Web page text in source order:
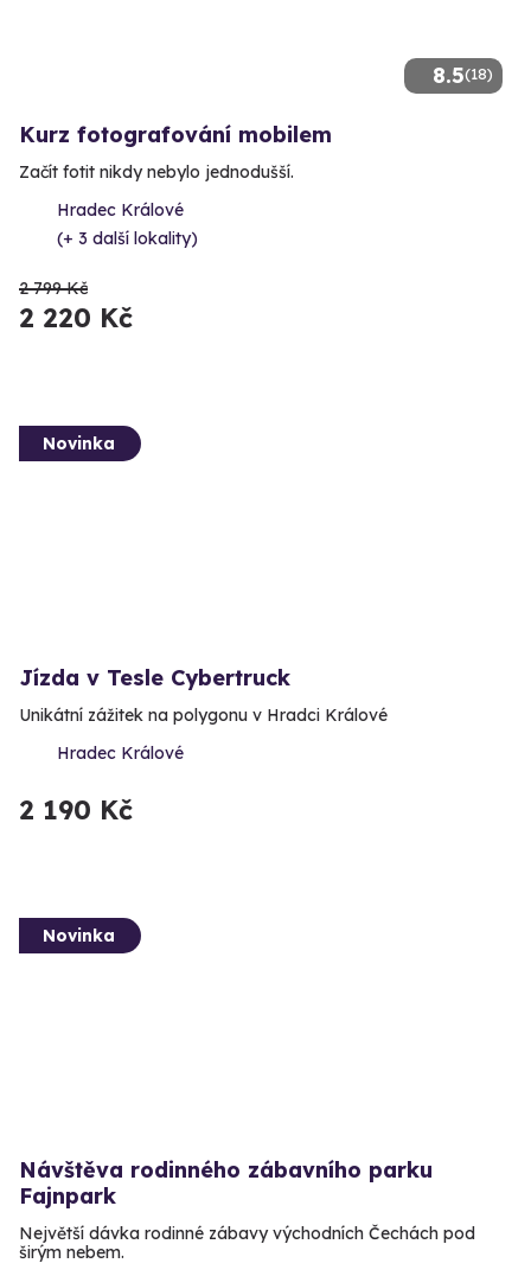
8.5(18)
Kurz fotografování mobilem
Začít fotit nikdy nebylo jednodušší.
Hradec Králové
(+ 3 další lokality)
2 799 Kč
2 220 Kč
Novinka
Jízda v Tesle Cybertruck
Unikátní zážitek na polygonu v Hradci Králové
Hradec Králové
2 190 Kč
Novinka
Návštěva rodinného zábavního parku
Fajnpark
Největší dávka rodinné zábavy východních Čechách pod
širým nebem.